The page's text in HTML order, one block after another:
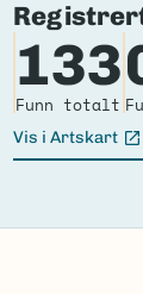
133
Funn totalt
Vis i Artskart
(Ekstern lenke)